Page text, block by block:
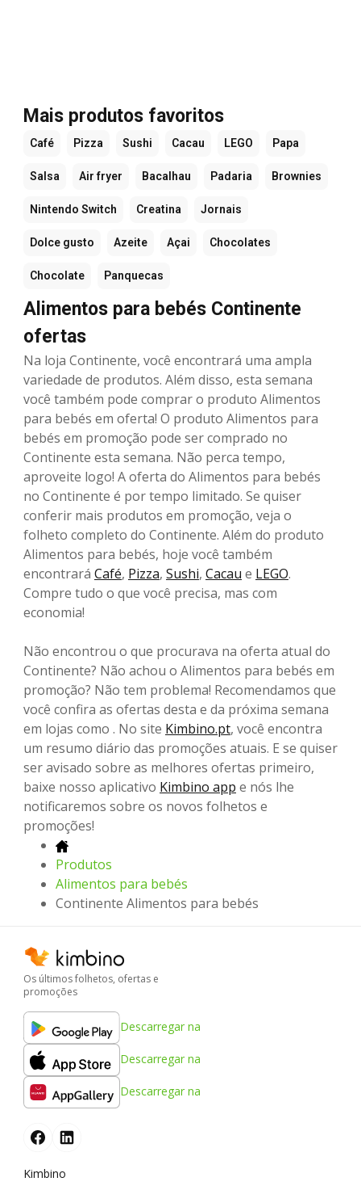
Mais produtos favoritos
Café Pizza Sushi Cacau LEGO Papa
Salsa Air fryer Bacalhau Padaria Brownies
Nintendo Switch Creatina Jornais
Dolce gusto Azeite Açai Chocolates
Chocolate Panquecas
Alimentos para bebés Continente
ofertas
Na loja Continente, você encontrará uma ampla
variedade de produtos. Além disso, esta semana
você também pode comprar o produto Alimentos
para bebés em oferta! O produto Alimentos para
bebés em promoção pode ser comprado no
Continente esta semana. Não perca tempo,
aproveite logo! A oferta do Alimentos para bebés
no Continente é por tempo limitado. Se quiser
conferir mais produtos em promoção, veja o
folheto completo do Continente. Além do produto
Alimentos para bebés, hoje você também
encontrará Café, Pizza, Sushi, Cacau e LEGO.
Compre tudo o que você precisa, mas com
economia!
Não encontrou o que procurava na oferta atual do
Continente? Não achou o Alimentos para bebés em
promoção? Não tem problema! Recomendamos que
você confira as ofertas desta e da próxima semana
em lojas como . No site Kimbino.pt, você encontra
um resumo diário das promoções atuais. E se quiser
ser avisado sobre as melhores ofertas primeiro,
baixe nosso aplicativo Kimbino app e nós lhe
notificaremos sobre os novos folhetos e
promoções!
Produtos
Alimentos para bebés
Continente Alimentos para bebés
Os últimos folhetos, ofertas e
promoções
Descarregar na
Descarregar na
Descarregar na
Kimbino